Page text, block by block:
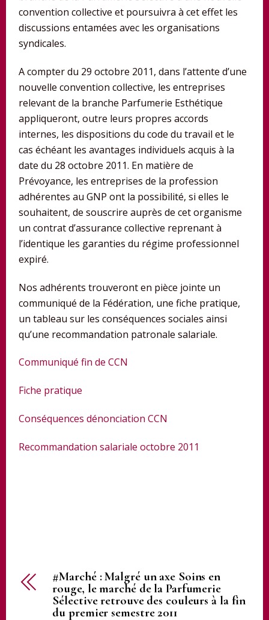
convention collective et poursuivra à cet effet les
discussions entamées avec les organisations
syndicales.
A compter du 29 octobre 2011, dans l’attente d’une
nouvelle convention collective, les entreprises
relevant de la branche Parfumerie Esthétique
appliqueront, outre leurs propres accords
internes, les dispositions du code du travail et le
cas échéant les avantages individuels acquis à la
date du 28 octobre 2011. En matière de
Prévoyance, les entreprises de la profession
adhérentes au GNP ont la possibilité, si elles le
souhaitent, de souscrire auprès de cet organisme
un contrat d’assurance collective reprenant à
l’identique les garanties du régime professionnel
expiré.
Nos adhérents trouveront en pièce jointe un
communiqué de la Fédération, une fiche pratique,
un tableau sur les conséquences sociales ainsi
qu’une recommandation patronale salariale.
Communiqué fin de CCN
Fiche pratique
Conséquences dénonciation CCN
Recommandation salariale octobre 2011
#Marché : Malgré un axe Soins en
rouge, le marché de la Parfumerie
Sélective retrouve des couleurs à la fin
du premier semestre 2011